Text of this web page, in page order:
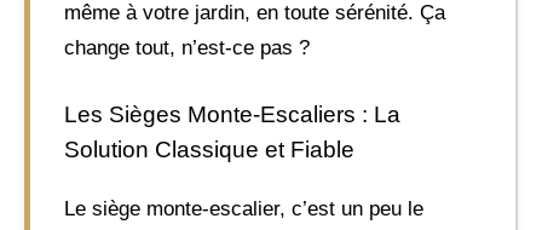
même à votre jardin, en toute sérénité. Ça
change tout, n’est-ce pas ?
Les Sièges Monte-Escaliers : La
Solution Classique et Fiable
Le siège monte-escalier, c’est un peu le